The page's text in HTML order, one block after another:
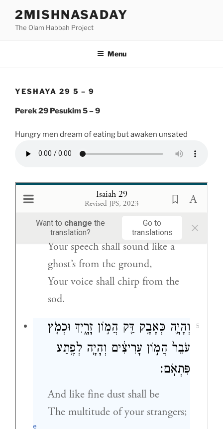
content
2MISHNASADAY
The Olam Habbah Project
Menu
YESHAYA 29 5 – 9
Perek 29 Pesukim 5 – 9
Hungry men dream of eating but awaken unsated